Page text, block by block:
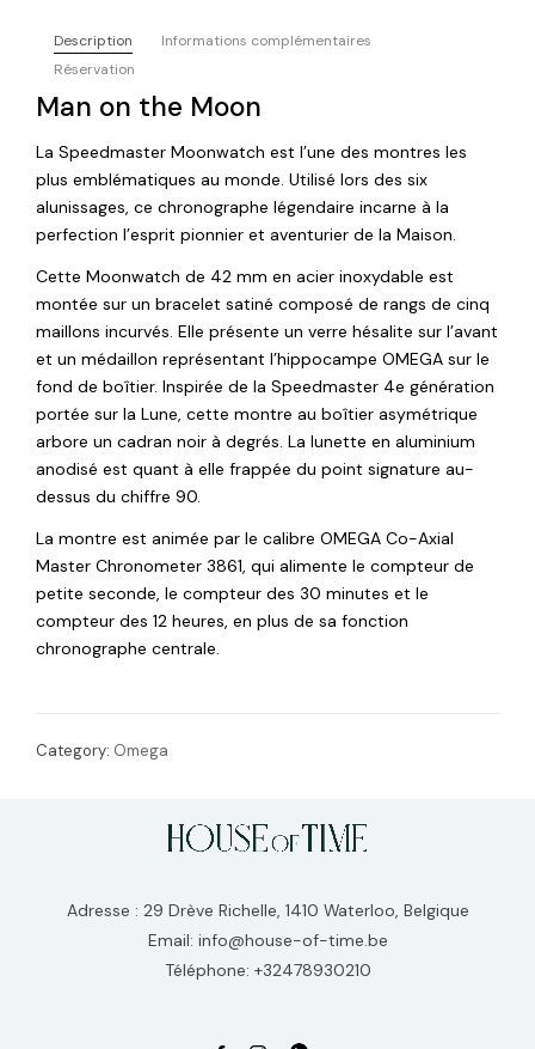
Description
Informations complémentaires
Réservation
Man on the Moon
La Speedmaster Moonwatch est l’une des montres les
plus emblématiques au monde. Utilisé lors des six
alunissages, ce chronographe légendaire incarne à la
perfection l’esprit pionnier et aventurier de la Maison.
Cette Moonwatch de 42 mm en acier inoxydable est
montée sur un bracelet satiné composé de rangs de cinq
maillons incurvés. Elle présente un verre hésalite sur l’avant
et un médaillon représentant l’hippocampe OMEGA sur le
fond de boîtier. Inspirée de la Speedmaster 4e génération
portée sur la Lune, cette montre au boîtier asymétrique
arbore un cadran noir à degrés. La lunette en aluminium
anodisé est quant à elle frappée du point signature au-
dessus du chiffre 90.
La montre est animée par le calibre OMEGA Co-Axial
Master Chronometer 3861, qui alimente le compteur de
petite seconde, le compteur des 30 minutes et le
compteur des 12 heures, en plus de sa fonction
chronographe centrale.
Category: Omega
Adresse : 29 Drève Richelle, 1410 Waterloo, Belgique
Email: info@house-of-time.be
Téléphone: +32478930210